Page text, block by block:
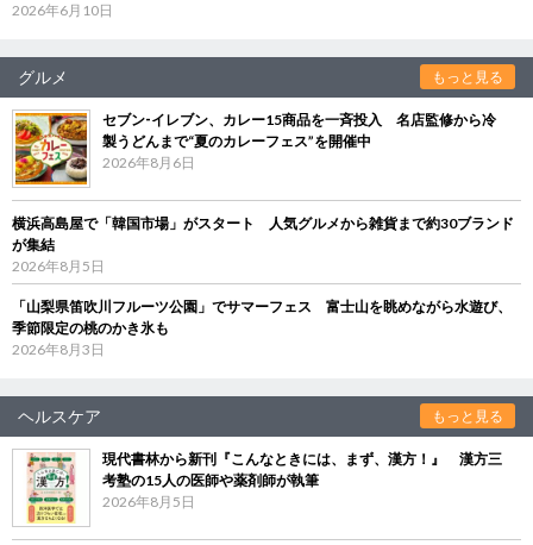
2026年6月10日
グルメ もっと見る
セブン‐イレブン、カレー15商品を一斉投入 名店監修から冷
製うどんまで“夏のカレーフェス”を開催中
2026年8月6日
横浜高島屋で「韓国市場」がスタート 人気グルメから雑貨まで約30ブランド
が集結
2026年8月5日
「山梨県笛吹川フルーツ公園」でサマーフェス 富士山を眺めながら水遊び、
季節限定の桃のかき氷も
2026年8月3日
ヘルスケア もっと見る
現代書林から新刊『こんなときには、まず、漢方！』 漢方三
考塾の15人の医師や薬剤師が執筆
2026年8月5日